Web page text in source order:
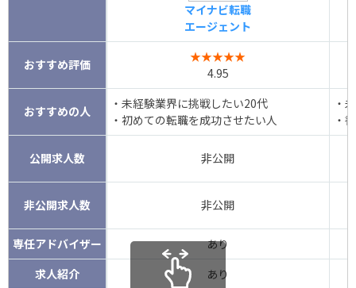
マイナビ転職
エージェント
おすすめ評価
★★★★★
4.95
おすすめの人
・未経験業界に挑戦したい20代
・初めての転職を成功させたい人
・
・
公開求人数 非公開
非公開求人数 非公開
専任アドバイザー
あり
求人紹介
あり